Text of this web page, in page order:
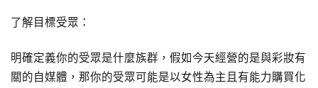
了解目標受眾：
明確定義你的受眾是什麼族群，假如今天經營的是與彩妝有
關的自媒體，那你的受眾可能是以女性為主且有能力購買化